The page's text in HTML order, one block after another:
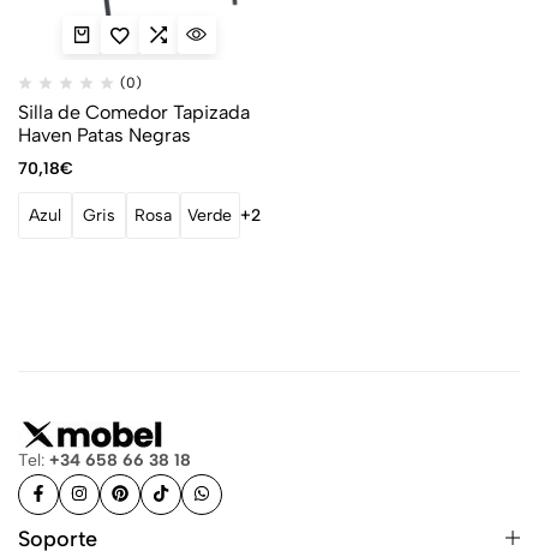
(0)
Silla de Comedor Tapizada
Haven Patas Negras
70,18€
Azul Gris Rosa Verde +2
Tel: +34 658 66 38 18
Soporte